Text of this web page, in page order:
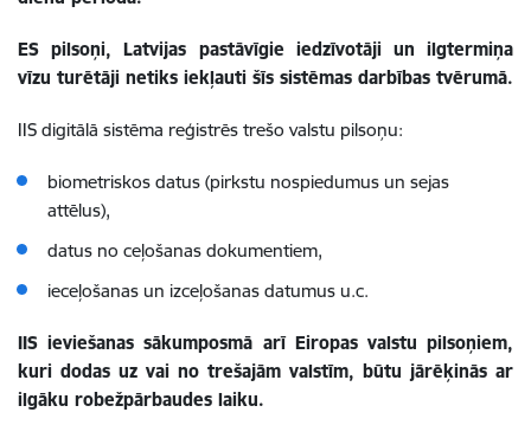
ES pilsoņi, Latvijas pastāvīgie iedzīvotāji un ilgtermiņa
vīzu turētāji netiks iekļauti šīs sistēmas darbības tvērumā.
IIS digitālā sistēma reģistrēs trešo valstu pilsoņu:
biometriskos datus (pirkstu nospiedumus un sejas
attēlus),
datus no ceļošanas dokumentiem,
ieceļošanas un izceļošanas datumus u.c.
IIS ieviešanas sākumposmā arī Eiropas valstu pilsoņiem,
kuri dodas uz vai no trešajām valstīm, būtu jārēķinās ar
ilgāku robežpārbaudes laiku.